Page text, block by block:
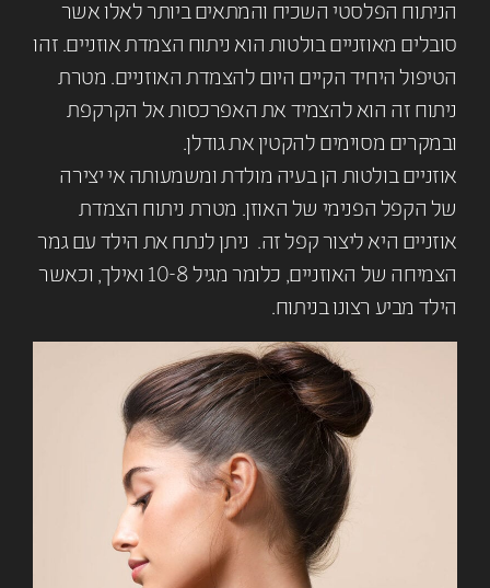
הניתוח הפלסטי השכיח והמתאים ביותר לאלו אשר
סובלים מאוזניים בולטות הוא ניתוח הצמדת אוזניים. זהו
הטיפול היחיד הקיים היום להצמדת האוזניים. מטרת
ניתוח זה הוא להצמיד את האפרכסות אל הקרקפת
ובמקרים מסוימים להקטין את גודלן.
אוזניים בולטות הן בעיה מולדת ומשמעותה אי יצירה
של הקפל הפנימי של האוזן. מטרת ניתוח הצמדת
אוזניים היא ליצור קפל זה. ניתן לנתח את הילד עם גמר
הצמיחה של האוזניים, כלומר מגיל 10-8 ואילך, וכאשר
הילד מביע רצונו בניתוח.